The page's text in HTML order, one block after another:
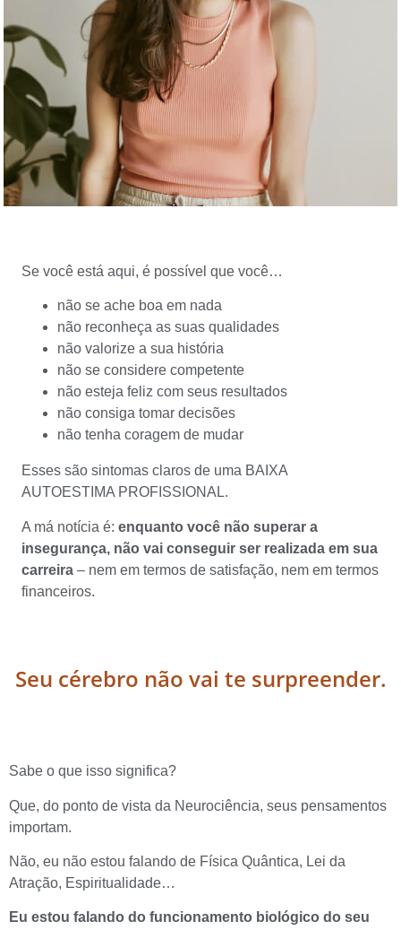
Se você está aqui, é possível que você…
não se ache boa em nada
não reconheça as suas qualidades
não valorize a sua história
não se considere competente
não esteja feliz com seus resultados
não consiga tomar decisões
não tenha coragem de mudar
Esses são sintomas claros de uma BAIXA
AUTOESTIMA PROFISSIONAL.
A má notícia é: enquanto você não superar a
insegurança, não vai conseguir ser realizada em sua
carreira – nem em termos de satisfação, nem em termos
financeiros.
Seu cérebro não vai te surpreender.
Sabe o que isso significa?
Que, do ponto de vista da Neurociência, seus pensamentos
importam.
Não, eu não estou falando de Física Quântica, Lei da
Atração, Espiritualidade…
Eu estou falando do funcionamento biológico do seu